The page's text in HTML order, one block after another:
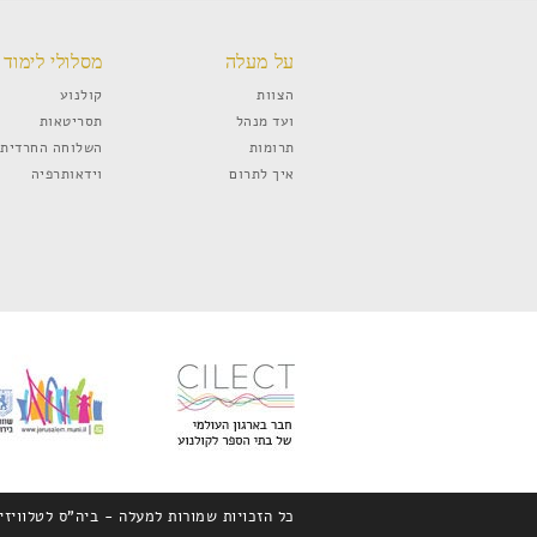
על מעלה
הצוות
ועד מנהל
תרומות
איך לתרום
מסלולי לימוד
קולנוע
תסריטאות
השלוחה החרדית
וידאותרפיה
כל הזכויות שמורות למעלה - ביה"ס לטלוויזיה קולנוע ואומנויות © 2014 | שבטי